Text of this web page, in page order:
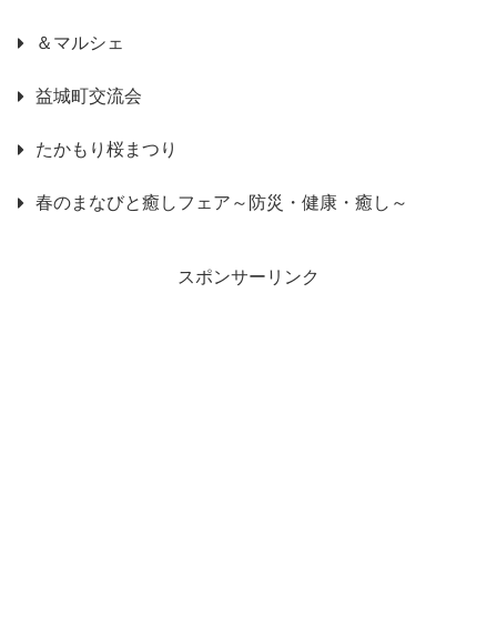
＆マルシェ
益城町交流会
たかもり桜まつり
春のまなびと癒しフェア～防災・健康・癒し～
スポンサーリンク